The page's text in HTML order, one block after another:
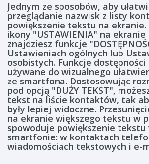
Jednym ze sposobów, aby
przeglądanie nazwisk z listy
powiększenie tekstu na ekranie.
ikony "USTAWIENIA" na ekranie
znajdziesz funkcje
Ustawieniach ogólnych lub
osobistych. Funkcje dostępności
używane do wizualnego
ze smartfona. Dostosowując
pod opcją "DUŻY TEKST",
tekst na liście kontaktów, tak
były lepiej widoczne.
na ekranie większego tekstu w
spowoduje powiększenie tekstu
smartfonie: w kontaktach
wiadomościach tekstowych i e-